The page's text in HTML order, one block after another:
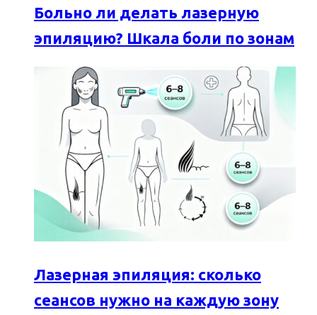
Больно ли делать лазерную
эпиляцию? Шкала боли по зонам
Лазерная эпиляция: сколько
сеансов нужно на каждую зону